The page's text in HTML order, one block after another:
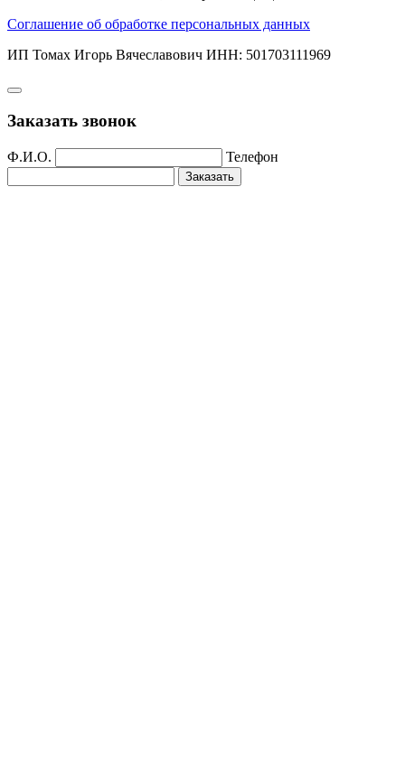
Соглашение об обработке персональных данных
ИП Томах Игорь Вячеславович ИНН: 501703111969
Заказать звонок
Ф.И.О. Телефон
Заказать